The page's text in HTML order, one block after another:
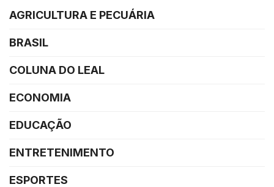
AGRICULTURA E PECUÁRIA
BRASIL
COLUNA DO LEAL
ECONOMIA
EDUCAÇÃO
ENTRETENIMENTO
ESPORTES